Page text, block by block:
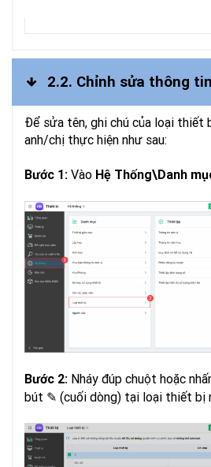
2.2. Chỉnh sửa thông
Để sửa tên, ghi chú của loại
anh/chị thực hiện như sau:
Bước 1: Vào Hệ Thống\Danh
Bước 2: Nháy đúp chuột hoặc
bút ✎ (cuối dòng) tại loại thiết bị